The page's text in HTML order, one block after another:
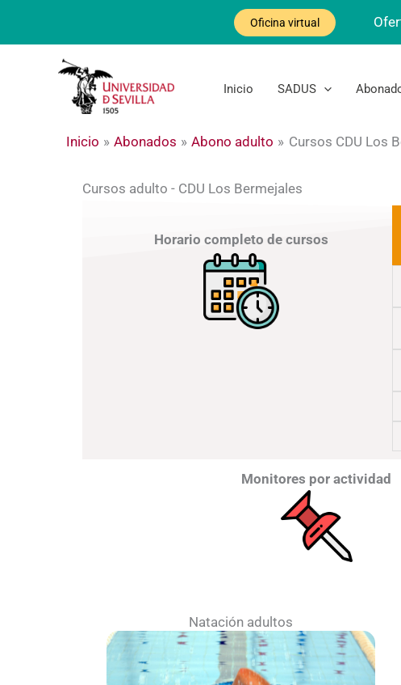
Oficina virtual
Inicio SADUS
Inicio Abonados Abono adulto Cursos CDU Los
Cursos adulto - CDU Los Bermejales
Horario completo de cursos
Monitores por actividad
Natación adultos